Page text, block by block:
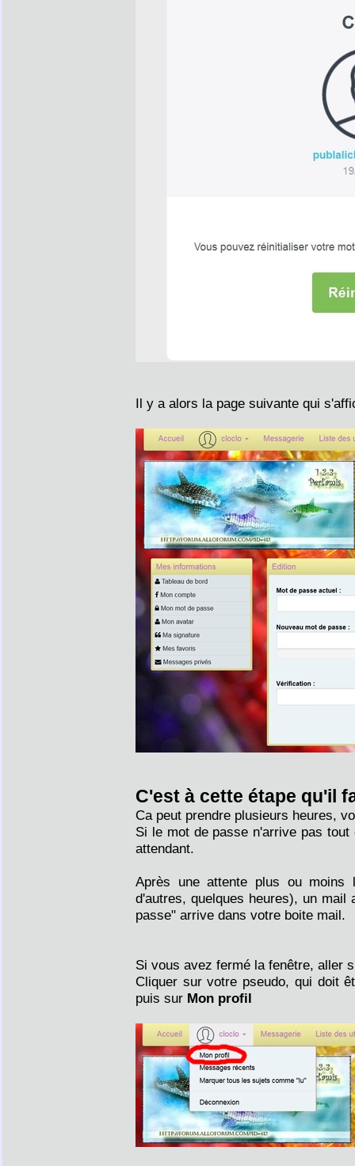
Il y a alors la page suivante qui
C'est à cette étape qu'il
Ca peut prendre plusieurs heures,
Si le mot de passe n'arrive pas
attendant.
Après une attente plus ou
d'autres, quelques heures), un
passe" arrive dans votre boite mail.
Si vous avez fermé la fenêtre, aller
Cliquer sur votre pseudo, qui doit
puis sur Mon profil